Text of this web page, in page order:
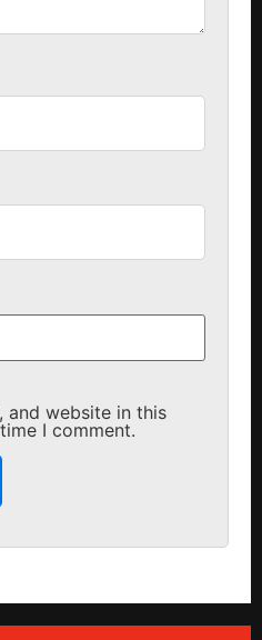
and website in this
I comment.